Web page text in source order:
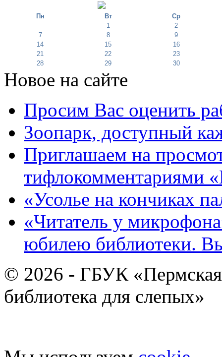
Пн Вт
Ср
1
2
7
8
9
14
15
16
21
22
23
28
29 30
Новое на сайте
Просим Вас оценить
Зоопарк, доступный
Приглашаем на
тифлокомментариями
«Усолье на кончиках
«Читатель у
юбилею библиотеки.
© 2026 - ГБУК «Пермская
библиотека для слепых»